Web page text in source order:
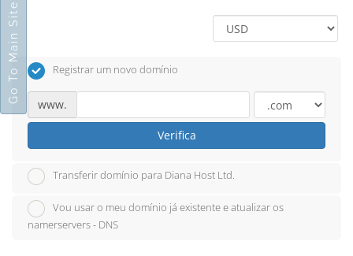
Registrar um novo domínio
www.
Verifica
Transferir domínio para Diana Host Ltd.
Vou usar o meu domínio já existente e atualizar os
namerservers - DNS
Go To Main Site